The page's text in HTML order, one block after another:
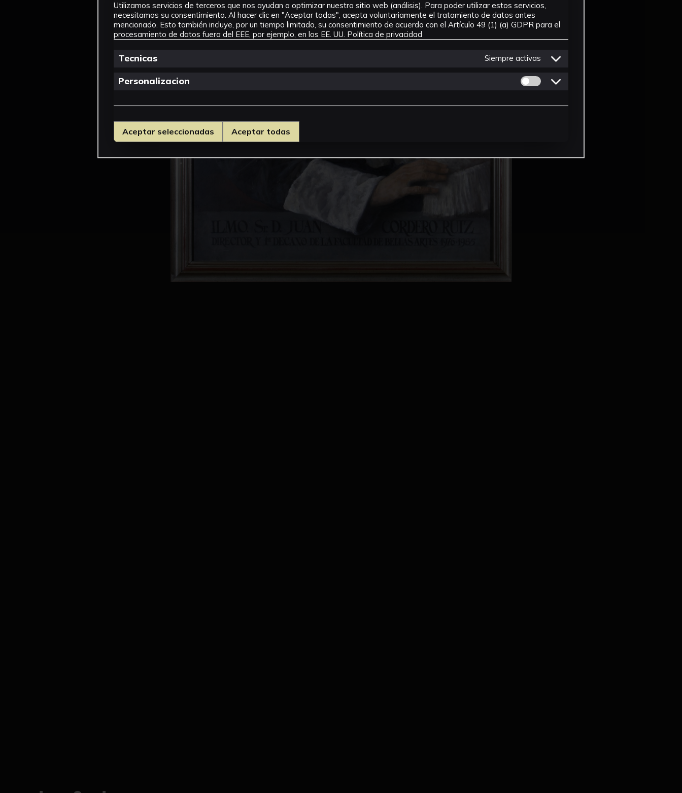
Utilizamos servicios de terceros que nos ayudan a optimizar nuestro sitio web (análisis). Para poder utilizar estos servicios,
necesitamos su consentimiento. Al hacer clic en "Aceptar todas", acepta voluntariamente el tratamiento de datos antes
mencionado. Esto también incluye, por un tiempo limitado, su consentimiento de acuerdo con el Artículo 49 (1) (a) GDPR para el
procesamiento de datos fuera del EEE, por ejemplo, en los EE. UU. Política de privacidad
Tecnicas Siempre activas
Personalizacion Permitir cookies de Personalizacion
Aceptar seleccionadas Aceptar todas